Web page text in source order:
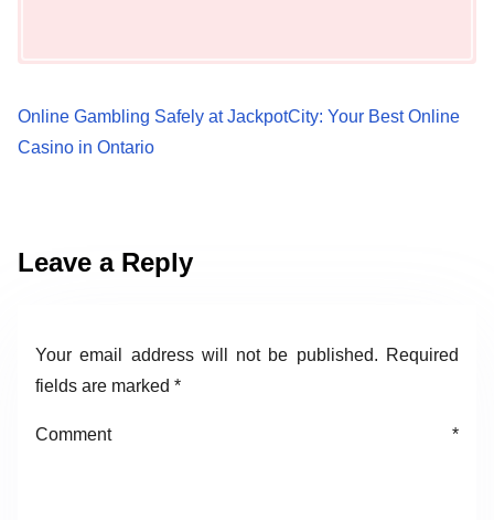
Online Gambling Safely at JackpotCity: Your Best Online
Casino in Ontario
Leave a Reply
Your email address will not be published. Required
fields are marked *
Comment *